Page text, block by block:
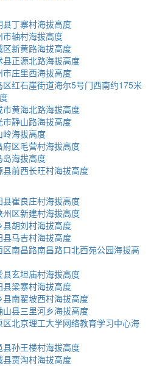
丁寨村海拔高度
市轴村海拔高度
新黄路海拔高度
正源北路海拔高度
庄里西海拔高度
区红石崖街道海尔5号门西南约175米
黄海北路海拔高度
静山路海拔高度
岭海拔高度
区毛营村海拔高度
岛海拔高度
前西长旺村海拔高度
崔良庄村海拔高度
区新建村海拔高度
胡刘村海拔高度
马吉村海拔高度
南昌路南昌路口北西苑公园海拔高
玄坦庙村海拔高度
梁寨村海拔高度
南翟坡西村海拔高度
县三里河乡海拔高度
北京理工大学网络教育学习中心海
孙王楼村海拔高度
贾沟村海拔高度